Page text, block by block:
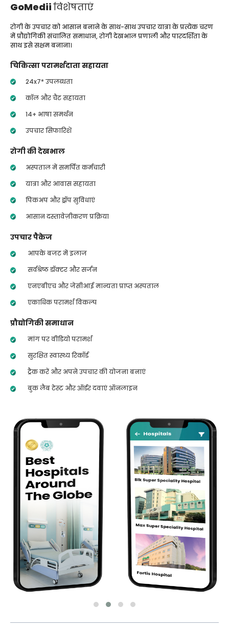
GoMediiविशेषताएं
रोगी के उपचार को आसान बनाने के साथ-साथ उपचार यात्रा के प्रत्येक चरण
में प्रौद्योगिकी संचालित समाधान, रोगी देखभाल प्रणाली और पारदर्शिता के
साथ इसे सक्षम बनाना।
चिकित्सा परामर्शदाता सहायता
24x7* उपलब्धता
कॉल और चैट सहायता
14+ भाषा समर्थन
उपचार सिफारिशें
रोगी की देखभाल
अस्पताल में समर्पित कर्मचारी
यात्रा और आवास सहायता
पिकअप और ड्रॉप सुविधाएं
आसान दस्तावेज़ीकरण प्रक्रिया
उपचार पैकेज
आपके बजट में इलाज
सर्वश्रेष्ठ डॉक्टर और सर्जन
एनएबीएच और जेसीआई मान्यता प्राप्त अस्पताल
एकाधिक परामर्श विकल्प
प्रौद्योगिकी समाधान
मांग पर वीडियो परामर्श
सुरक्षित स्वास्थ्य रिकॉर्ड
ट्रैक करें और अपने उपचार की योजना बनाएं
बुक लैब टेस्ट और ऑर्डर दवाएं ऑनलाइन